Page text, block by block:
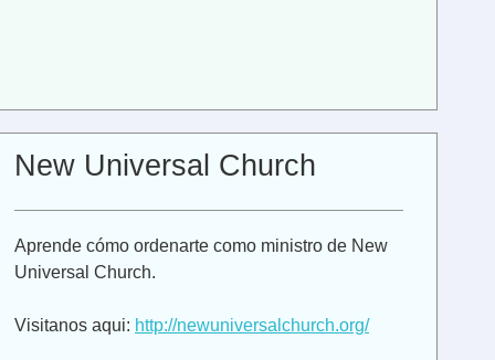
New Universal Church
Aprende cómo ordenarte como ministro de New
Universal Church.
Visitanos aqui: http://newuniversalchurch.org/